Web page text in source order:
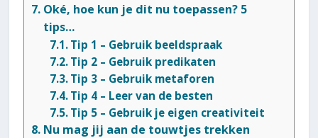
Oké, hoe kun je dit nu toepassen? 5
tips…
Tip 1 – Gebruik beeldspraak
Tip 2 – Gebruik predikaten
Tip 3 – Gebruik metaforen
Tip 4 – Leer van de besten
Tip 5 – Gebruik je eigen creativiteit
Nu mag jij aan de touwtjes trekken